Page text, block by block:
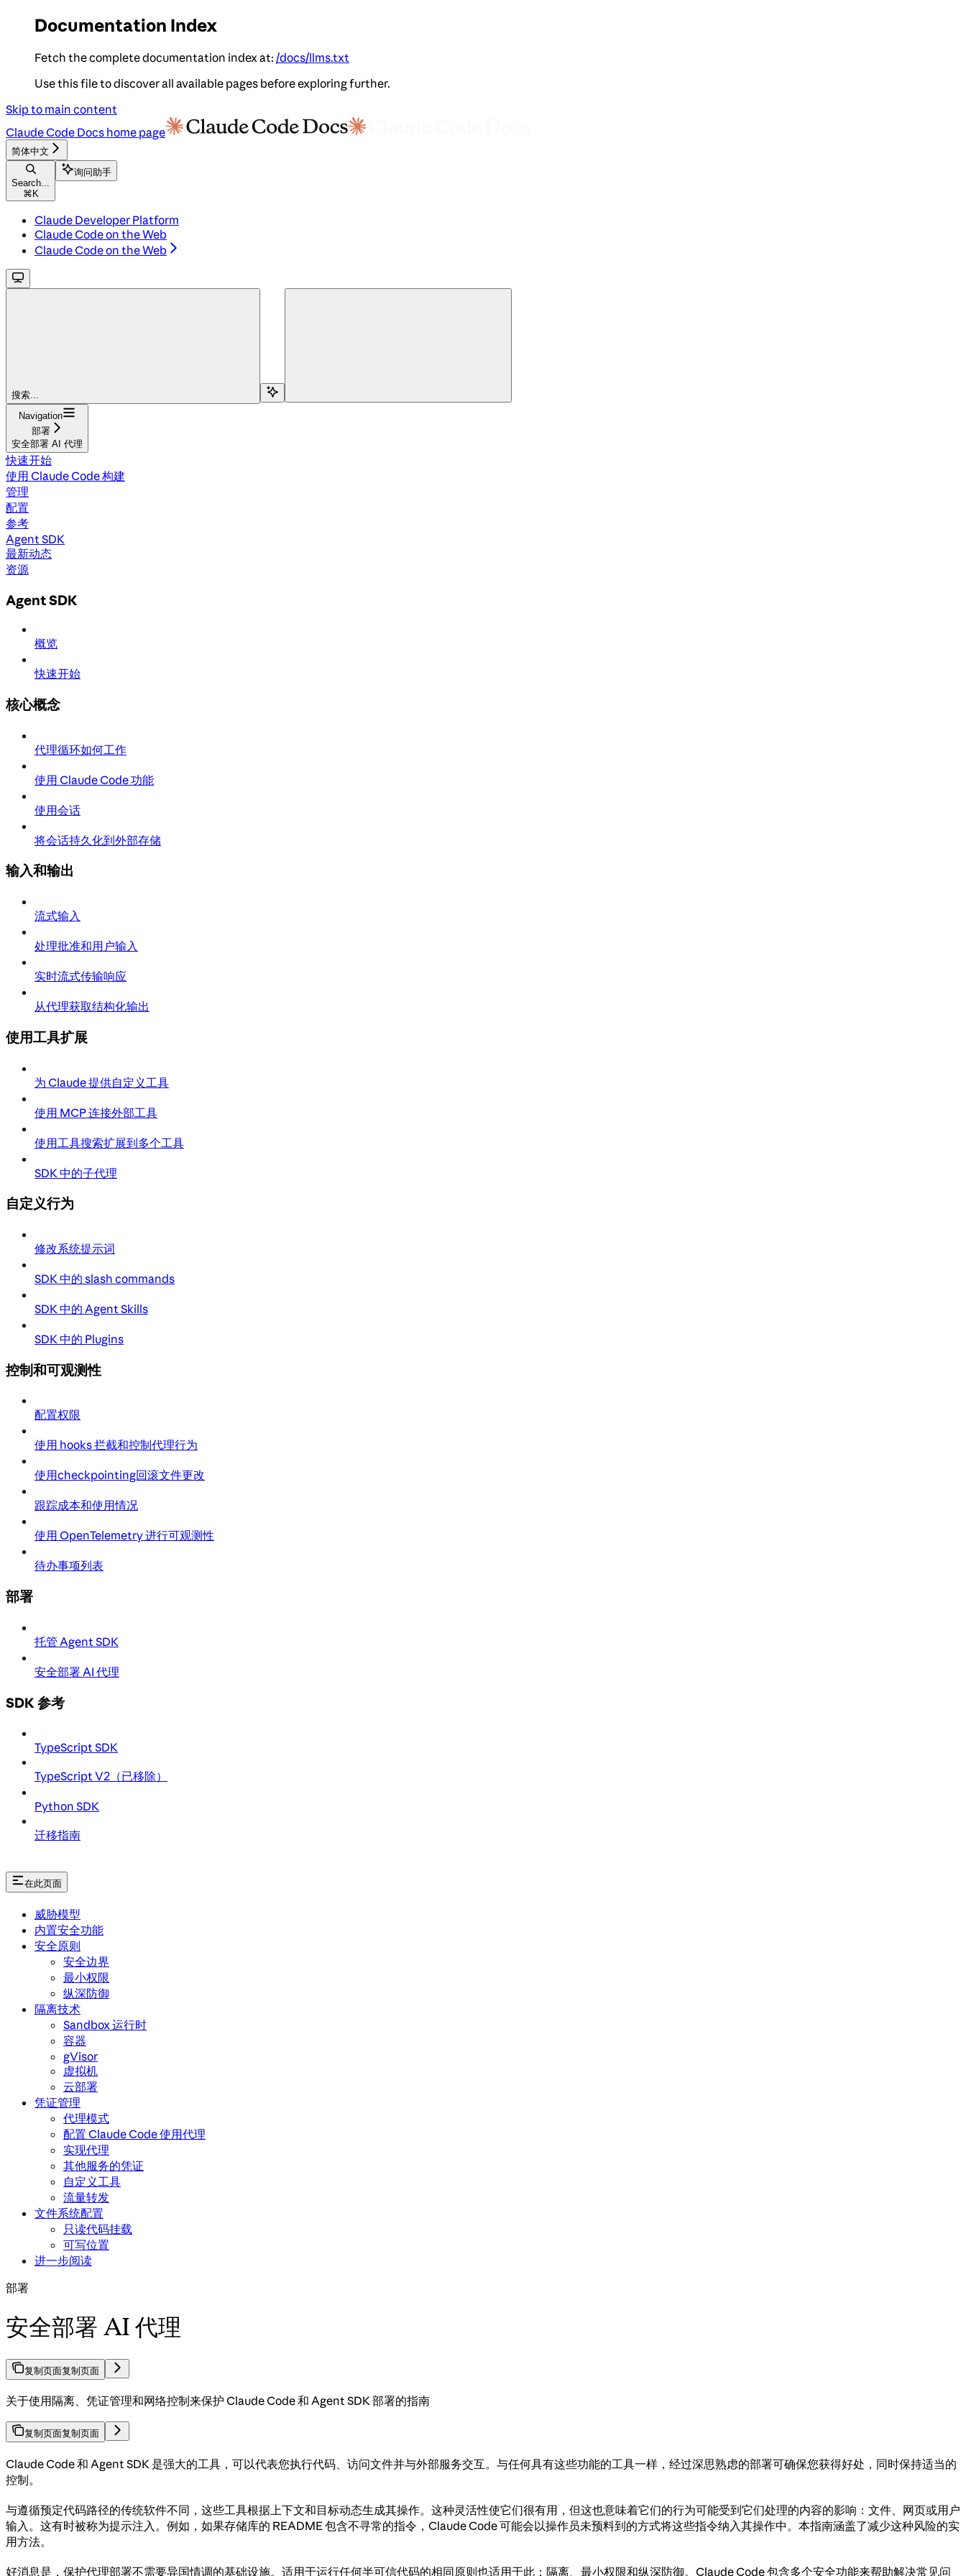
Documentation Index
Fetch the complete documentation index at: /docs/llms.txt
Use this file to discover all available pages before exploring further.
Skip to main content
Claude Code Docs home page
简体中文
Search...
⌘ K
询问助手
Claude Developer Platform
Claude Code on the Web
Claude Code on the Web
搜索...
Navigation
部署
安全部署 AI 代理
快速开始
使用 Claude Code 构建
管理
配置
参考
Agent SDK
最新动态
资源
Agent SDK
概览
快速开始
核心概念
代理循环如何工作
使用 Claude Code 功能
使用会话
将会话持久化到外部存储
输入和输出
流式输入
处理批准和用户输入
实时流式传输响应
从代理获取结构化输出
使用工具扩展
为 Claude 提供自定义工具
使用 MCP 连接外部工具
使用工具搜索扩展到多个工具
SDK 中的子代理
自定义行为
修改系统提示词
SDK 中的 slash commands
SDK 中的 Agent Skills
SDK 中的 Plugins
控制和可观测性
配置权限
使用 hooks 拦截和控制代理行为
使用checkpointing回滚文件更改
跟踪成本和使用情况
使用 OpenTelemetry 进行可观测性
待办事项列表
部署
托管 Agent SDK
安全部署 AI 代理
SDK 参考
TypeScript SDK
TypeScript V2（已移除）
Python SDK
迁移指南
在此页面
威胁模型
内置安全功能
安全原则
安全边界
最小权限
纵深防御
隔离技术
Sandbox 运行时
容器
gVisor
虚拟机
云部署
凭证管理
代理模式
配置 Claude Code 使用代理
实现代理
其他服务的凭证
自定义工具
流量转发
文件系统配置
只读代码挂载
可写位置
进一步阅读
部署
安全部署 AI 代理
复制页面复制页面
关于使用隔离、凭证管理和网络控制来保护 Claude Code 和 Agent SDK 部署的指南
复制页面复制页面
Claude Code 和 Agent SDK 是强大的工具，可以代表您执行代码、访问文件并与外部服务交互。与任何具有这些功能的工具一样，经过深思熟虑的部署可确保您获得好处，同时保持适当的
控制。
与遵循预定代码路径的传统软件不同，这些工具根据上下文和目标动态生成其操作。这种灵活性使它们很有用，但这也意味着它们的行为可能受到它们处理的内容的影响：文件、网页或用户
输入。这有时被称为提示注入。例如，如果存储库的 README 包含不寻常的指令，Claude Code 可能会以操作员未预料到的方式将这些指令纳入其操作中。本指南涵盖了减少这种风险的实
用方法。
好消息是，保护代理部署不需要异国情调的基础设施。适用于运行任何半可信代码的相同原则也适用于此：隔离、最小权限和纵深防御。Claude Code 包含多个安全功能来帮助解决常见问